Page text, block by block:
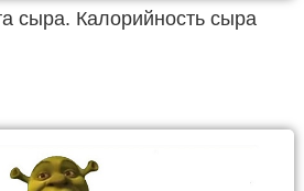
сыра. Калорийность сыра